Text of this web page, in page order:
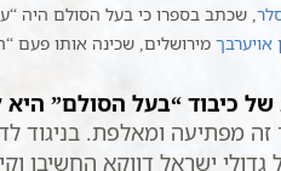
, שכתב בספרו כי בעל הסולם היה
מירושלים, שכינה אותו פעם
כיבוד “בעל הסולם” היא
מפתיעה ומאלפת. בניגוד
ישראל דווקא החשיבו